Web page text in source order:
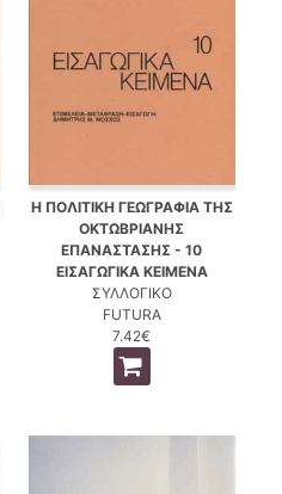
Η ΠΟΛΙΤΙΚΗ ΓΕΩΓΡΑΦΙΑ ΤΗΣ
ΟΚΤΩΒΡΙΑΝΗΣ
ΕΠΑΝΑΣΤΑΣΗΣ - 10
ΕΙΣΑΓΩΓΙΚΑ ΚΕΙΜΕΝΑ
ΣΥΛΛΟΓΙΚΟ
FUTURA
7.42€